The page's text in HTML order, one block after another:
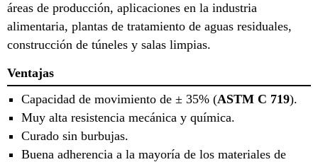
áreas de producción, aplicaciones en la industria
alimentaria, plantas de tratamiento de aguas residuales,
construcción de túneles y salas limpias.
Ventajas
Capacidad de movimiento de ± 35% (ASTM C 719).
Muy alta resistencia mecánica y química.
Curado sin burbujas.
Buena adherencia a la mayoría de los materiales de